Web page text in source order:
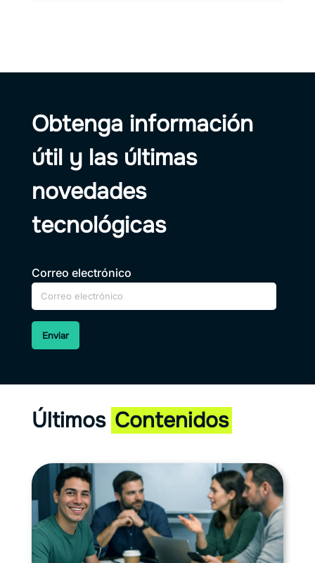
Obtenga información
útil y las últimas
novedades
tecnológicas
Correo electrónico
Enviar
Últimos Contenidos